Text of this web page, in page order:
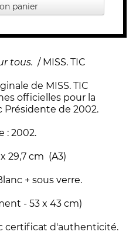
panier
tous. / MISS. TIC
de MISS. TIC
officielles pour la
Présidente de 2002.
: 2002.
29,7 cm (A3)
+ sous verre.
- 53 x 43 cm)
certificat d'authenticité.